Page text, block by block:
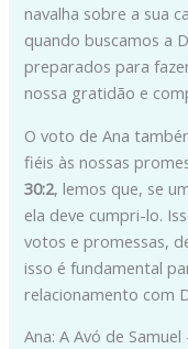
navalha sobre a sua
quando buscamos a
preparados para
nossa gratidão e
O voto de Ana
fiéis às nossas
30:2, lemos que, se
ela deve cumpri-lo.
votos e promessas,
isso é fundamental
relacionamento com
Ana: A Avó de